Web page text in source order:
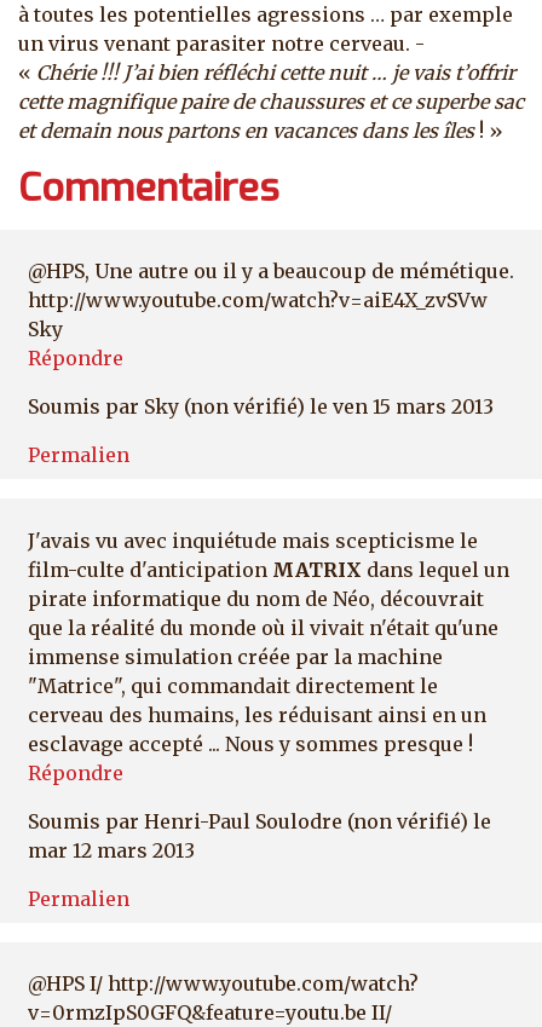
à toutes les potentielles agressions … par exemple
un virus venant parasiter notre cerveau. -
« Chérie !!! J’ai bien réfléchi cette nuit … je vais t’offrir
cette magnifique paire de chaussures et ce superbe sac
et demain nous partons en vacances dans les îles! »
Commentaires
@HPS, Une autre ou il y a beaucoup de mémétique.
http://www.youtube.com/watch?v=aiE4X_zvSVw
Sky
Répondre
Soumis par Sky (non vérifié) le ven 15 mars 2013
Permalien
J'avais vu avec inquiétude mais scepticisme le
film-culte d'anticipation MATRIX dans lequel un
pirate informatique du nom de Néo, découvrait
que la réalité du monde où il vivait n'était qu'une
immense simulation créée par la machine
"Matrice", qui commandait directement le
cerveau des humains, les réduisant ainsi en un
esclavage accepté ... Nous y sommes presque !
Répondre
Soumis par Henri-Paul Soulodre (non vérifié) le
mar 12 mars 2013
Permalien
@HPS I/ http://www.youtube.com/watch?
v=0rmzIpS0GFQ&feature=youtu.be II/